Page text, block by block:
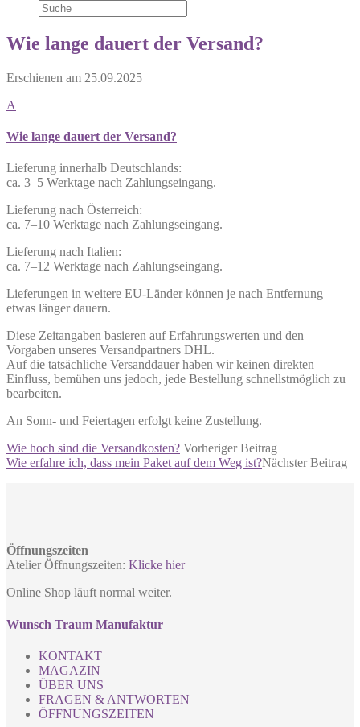
Wie lange dauert der Versand?
Erschienen am 25.09.2025
A
Wie lange dauert der Versand?
Lieferung innerhalb Deutschlands:
ca. 3–5 Werktage nach Zahlungseingang.
Lieferung nach Österreich:
ca. 7–10 Werktage nach Zahlungseingang.
Lieferung nach Italien:
ca. 7–12 Werktage nach Zahlungseingang.
Lieferungen in weitere EU-Länder können je nach Entfernung
etwas länger dauern.
Diese Zeitangaben basieren auf Erfahrungswerten und den
Vorgaben unseres Versandpartners DHL.
Auf die tatsächliche Versanddauer haben wir keinen direkten
Einfluss, bemühen uns jedoch, jede Bestellung schnellstmöglich zu
bearbeiten.
An Sonn- und Feiertagen erfolgt keine Zustellung.
Wie hoch sind die Versandkosten? Vorheriger Beitrag
Wie erfahre ich, dass mein Paket auf dem Weg ist?Nächster Beitrag
Öffnungszeiten
Atelier Öffnungszeiten: Klicke hier
Online Shop läuft normal weiter.
Wunsch Traum Manufaktur
KONTAKT
MAGAZIN
ÜBER UNS
FRAGEN & ANTWORTEN
ÖFFNUNGSZEITEN